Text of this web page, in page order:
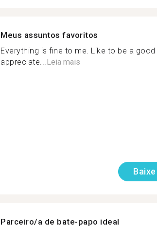
Meus assuntos favoritos
Everything is fine to me. Like to be a
appreciate...Leia mais
Parceiro/a de bate-papo ideal